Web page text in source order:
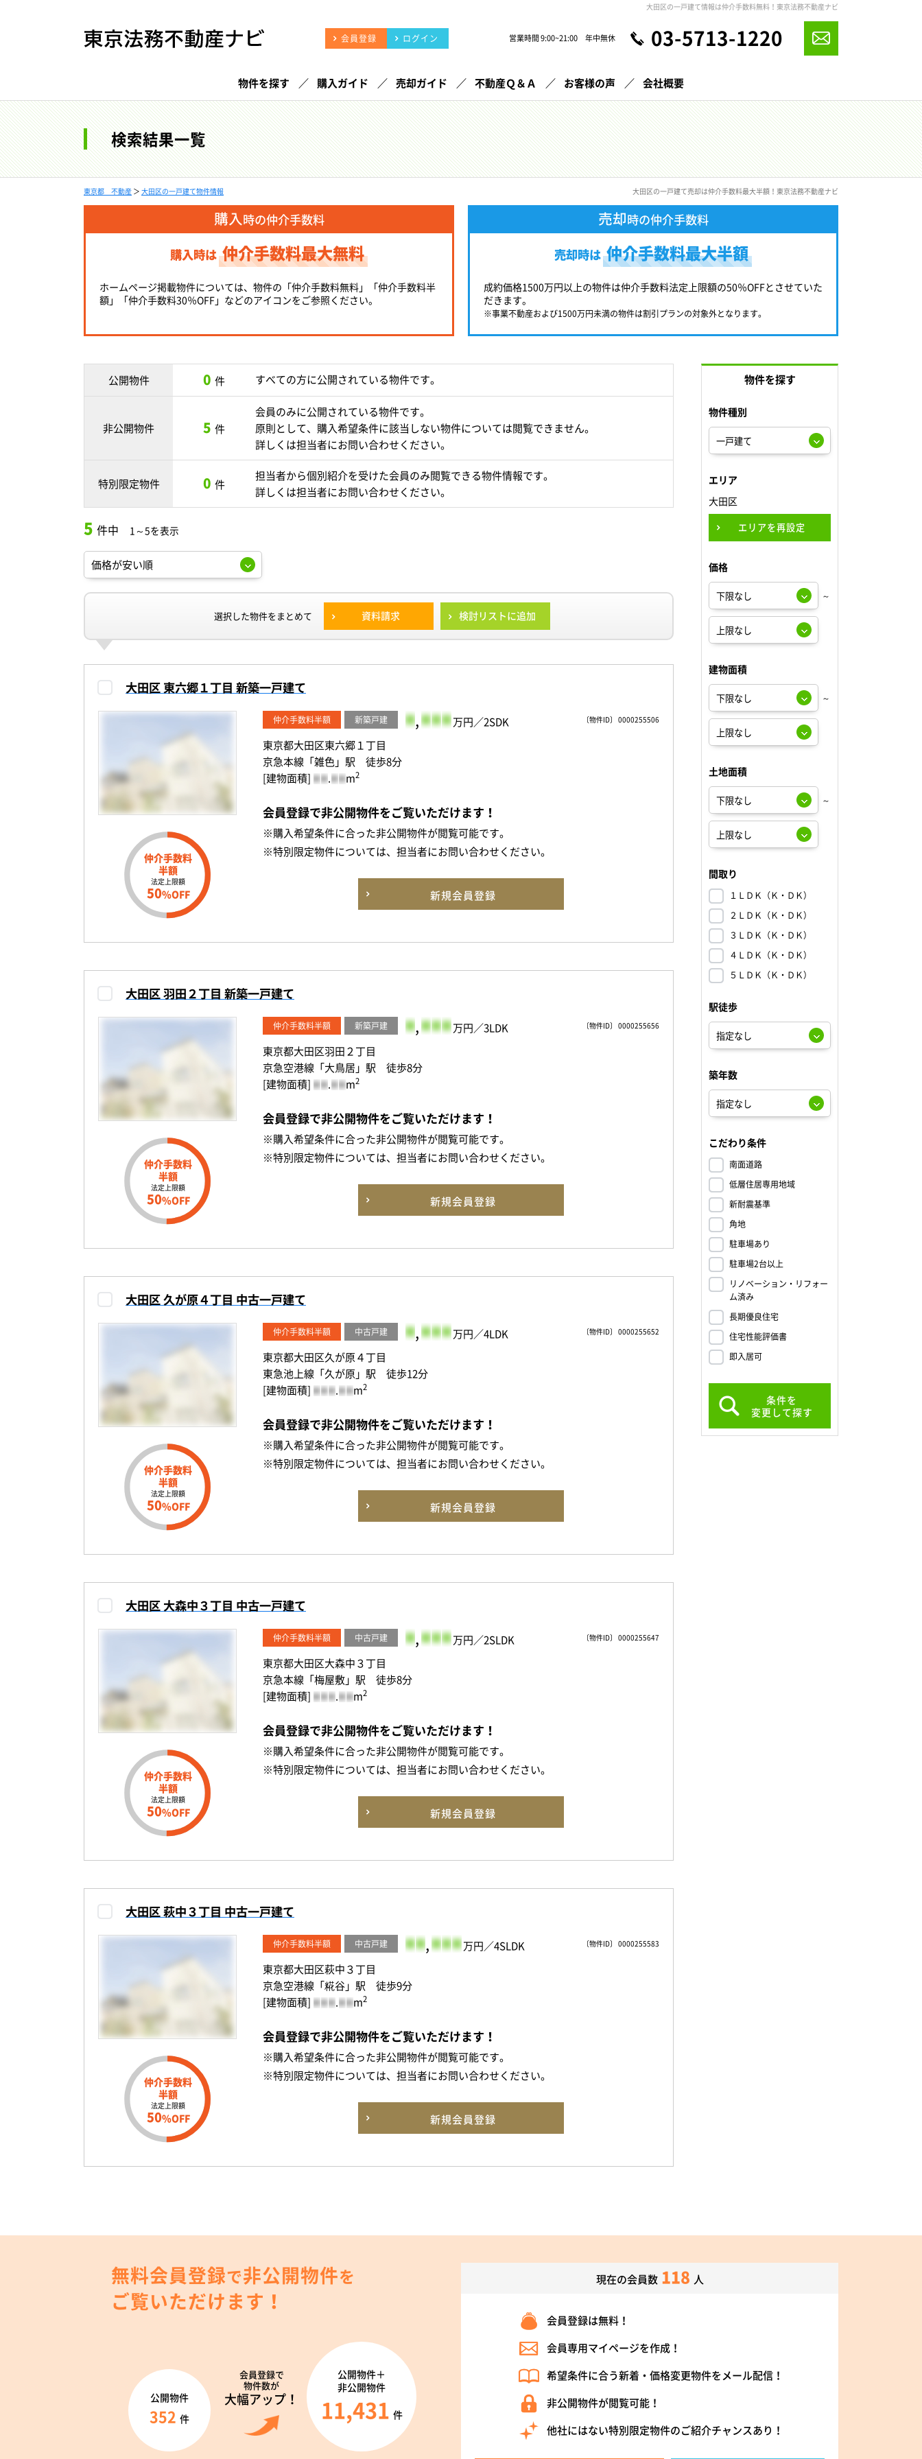
大田区の一戸建て情報は仲介手数料無料！東京法務不動産ナビ
会員登録 ログイン 営業時間 9:00~21:00 年中無休 03-5713-1220
物件を探す 購入ガイド 売却ガイド 不動産Ｑ＆Ａ お客様の声 会社概要
検索結果一覧
東京都 不動産 ＞ 大田区の一戸建て物件情報 大田区の一戸建て売却は仲介手数料最大半額！東京法務不動産ナビ
購入時の仲介手数料
購入時は 仲介手数料最大無料
ホームページ掲載物件については、物件の「仲介手数料無料」「仲介手数料半
額」「仲介手数料30％OFF」などのアイコンをご参照ください。
売却時の仲介手数料
売却時は 仲介手数料最大半額
成約価格1500万円以上の物件は仲介手数料法定上限額の50％OFFとさせていた
だきます。
※事業不動産および1500万円未満の物件は割引プランの対象外となります。
公開物件 0 件 すべての方に公開されている物件です。
非公開物件 5 件
会員のみに公開されている物件です。
原則として、購入希望条件に該当しない物件については閲覧できません。
詳しくは担当者にお問い合わせください。
特別限定物件 0 件
担当者から個別紹介を受けた会員のみ閲覧できる物件情報です。
詳しくは担当者にお問い合わせください。
5 件中 1～5を表示
選択した物件をまとめて 資料請求 検討リストに追加
大田区 東六郷１丁目 新築一戸建て
仲介手数料
半額
法定上限額
50%OFF
〔物件ID〕 0000255506
仲介手数料半額 新築戸建 - ,- - - 万円／2SDK
東京都大田区東六郷１丁目
京急本線「雑色」駅 徒歩8分
[建物面積] - - .- - m2
会員登録で非公開物件をご覧いただけます！
※購入希望条件に合った非公開物件が閲覧可能です。
※特別限定物件については、担当者にお問い合わせください。
新規会員登録
大田区 羽田２丁目 新築一戸建て
仲介手数料
半額
法定上限額
50%OFF
〔物件ID〕 0000255656
仲介手数料半額 新築戸建 - ,- - - 万円／3LDK
東京都大田区羽田２丁目
京急空港線「大鳥居」駅 徒歩8分
[建物面積] - - .- - m2
会員登録で非公開物件をご覧いただけます！
※購入希望条件に合った非公開物件が閲覧可能です。
※特別限定物件については、担当者にお問い合わせください。
新規会員登録
大田区 久が原４丁目 中古一戸建て
仲介手数料
半額
法定上限額
50%OFF
〔物件ID〕 0000255652
仲介手数料半額 中古戸建 - ,- - - 万円／4LDK
東京都大田区久が原４丁目
東急池上線「久が原」駅 徒歩12分
[建物面積] - - - .- - m2
会員登録で非公開物件をご覧いただけます！
※購入希望条件に合った非公開物件が閲覧可能です。
※特別限定物件については、担当者にお問い合わせください。
新規会員登録
大田区 大森中３丁目 中古一戸建て
仲介手数料
半額
法定上限額
50%OFF
〔物件ID〕 0000255647
仲介手数料半額 中古戸建 - ,- - - 万円／2SLDK
東京都大田区大森中３丁目
京急本線「梅屋敷」駅 徒歩8分
[建物面積] - - - .- - m2
会員登録で非公開物件をご覧いただけます！
※購入希望条件に合った非公開物件が閲覧可能です。
※特別限定物件については、担当者にお問い合わせください。
新規会員登録
大田区 萩中３丁目 中古一戸建て
仲介手数料
半額
法定上限額
50%OFF
〔物件ID〕 0000255583
仲介手数料半額 中古戸建 - - ,- - - 万円／4SLDK
東京都大田区萩中３丁目
京急空港線「糀谷」駅 徒歩9分
[建物面積] - - - .- - m2
会員登録で非公開物件をご覧いただけます！
※購入希望条件に合った非公開物件が閲覧可能です。
※特別限定物件については、担当者にお問い合わせください。
新規会員登録
物件を探す
物件種別
エリア
大田区
エリアを再設定
価格
～
建物面積
～
土地面積
～
間取り
１ＬＤＫ（Ｋ・ＤＫ）
２ＬＤＫ（Ｋ・ＤＫ）
３ＬＤＫ（Ｋ・ＤＫ）
４ＬＤＫ（Ｋ・ＤＫ）
５ＬＤＫ（Ｋ・ＤＫ）
駅徒歩
築年数
こだわり条件
南面道路
低層住居専用地域
新耐震基準
角地
駐車場あり
駐車場2台以上
リノベーション・リフォー
ム済み
長期優良住宅
住宅性能評価書
即入居可
条件を
変更して探す
無料会員登録で非公開物件を
ご覧いただけます！
会員登録で
物件数が
大幅アップ！
公開物件
352 件
公開物件＋
非公開物件
11,431 件
現在の会員数 118 人
会員登録は無料！
会員専用マイページを作成！
希望条件に合う新着・価格変更物件をメール配信！
非公開物件が閲覧可能！
他社にはない特別限定物件のご紹介チャンスあり！